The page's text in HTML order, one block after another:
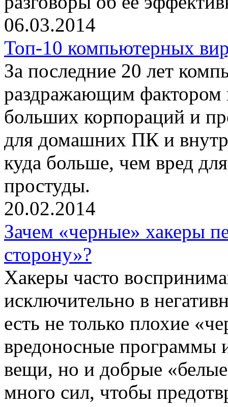
06.03.2014
Топ-10 компьютерных
За последние 20 лет
раздражающим фактором
больших корпораций и
для домашних ПК и
куда больше, чем вред
простуды.
20.02.2014
Зачем «черные» хакеры
сторону»?
Хакеры часто
исключительно в
есть не только плохие
вредоносные программы
вещи, но и добрые
много сил, чтобы